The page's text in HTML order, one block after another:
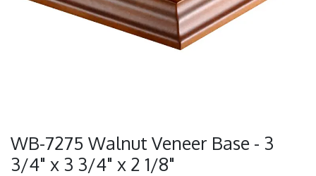
WB-7275 Walnut Veneer Base - 3
3/4" x 3 3/4" x 2 1/8"